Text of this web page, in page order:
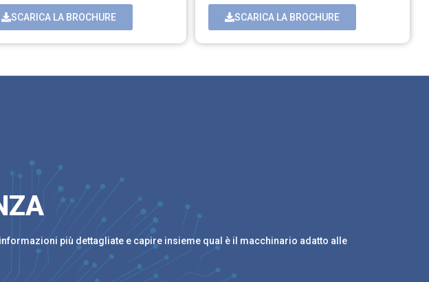
SCARICA LA BROCHURE SCARICA LA BROCHURE
più dettagliate e capire insieme qual è il macchinario adatto alle